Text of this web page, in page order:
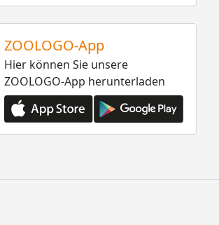
ZOOLOGO-App
Hier können Sie unsere
ZOOLOGO-App herunterladen